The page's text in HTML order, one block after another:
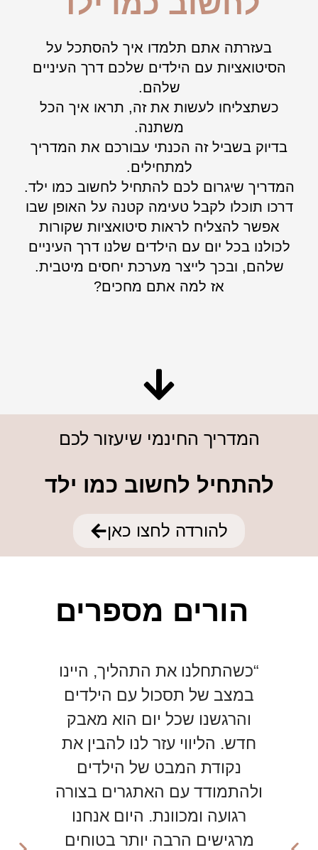
בעזרתה אתם תלמדו איך להסתכל על
הסיטואציות עם הילדים שלכם דרך העיניים
שלהם.
כשתצליחו לעשות את זה, תראו איך הכל
משתנה.
בדיוק בשביל זה הכנתי עבורכם את המדריך
למתחילים.
המדריך שיגרום לכם להתחיל לחשוב כמו ילד.
דרכו תוכלו לקבל טעימה קטנה על האופן שבו
אפשר להצליח לראות סיטואציות שקורות
לכולנו בכל יום עם הילדים שלנו דרך העיניים
שלהם, ובכך לייצר מערכת יחסים מיטבית.
אז למה אתם מחכים?
המדריך החינמי שיעזור לכם
להתחיל לחשוב כמו ילד
להורדה לחצו כאן
הורים מספרים
“כשהתחלנו את התהליך, היינו
במצב של תסכול עם הילדים
והרגשנו שכל יום הוא מאבק
חדש. הליווי עזר לנו להבין את
נקודת המבט של הילדים
ולהתמודד עם האתגרים בצורה
רגועה ומכוונת. היום אנחנו
מרגישים הרבה יותר בטוחים